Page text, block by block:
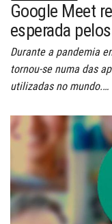
Google Meet
esperada
Durante a pandemia
tornou-se numa das
utilizadas ​​no mundo.…